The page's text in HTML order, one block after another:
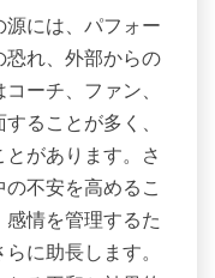
には、パフォー
恐れ、外部からの
ーチ、ファン、
ることが多く、
があります。さ
不安を高めるこ
情を管理するた
に助長します。